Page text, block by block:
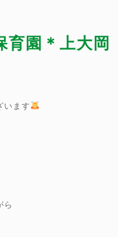
園＊上大岡
います
ら